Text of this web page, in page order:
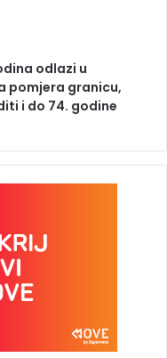
odlazi u
pomjera granicu,
i do 74. godine